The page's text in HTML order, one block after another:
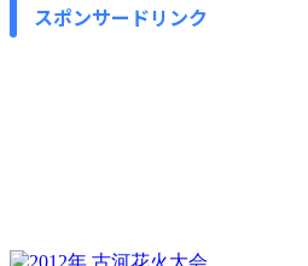
スポンサードリンク